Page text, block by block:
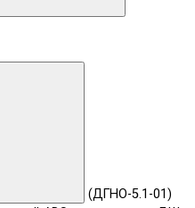
(ДГНО-5.1-01)